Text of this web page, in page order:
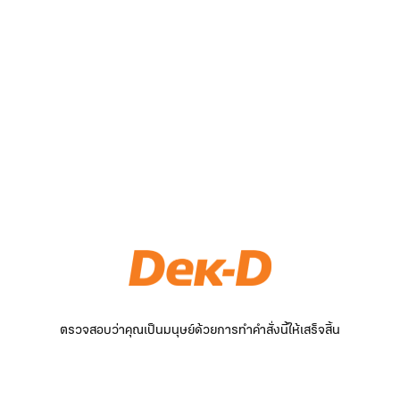
ตรวจสอบว่าคุณเป็นมนุษย์ด้วยการทำคำสั่งนี้ให้เสร็จสิ้น